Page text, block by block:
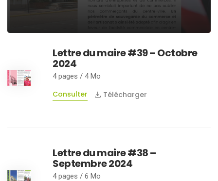
Lettre du maire #39 – Octobre
2024
4 pages / 4 Mo
Consulter Télécharger
Lettre du maire #38 –
Septembre 2024
4 pages / 6 Mo